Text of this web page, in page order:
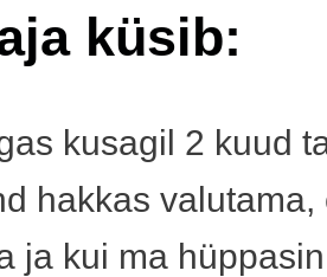
küsib:
kusagil 2 kuud
hakkas valutama,
ja kui ma